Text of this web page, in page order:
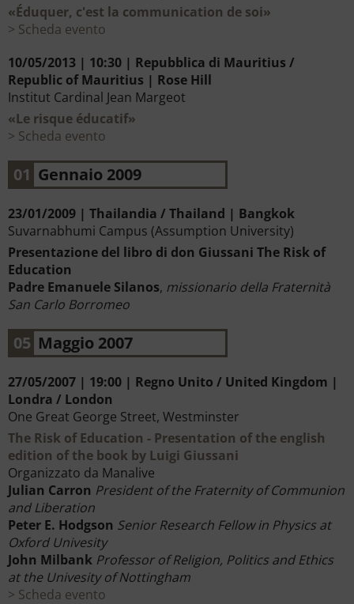
«Éduquer, c'est la communication de soi»
Scheda evento
10/05/2013 | 10:30 | Repubblica di Mauritius /
Republic of Mauritius | Rose Hill
Institut Cardinal Jean Margeot
«Le risque éducatif»
Scheda evento
01 Gennaio 2009
23/01/2009 | Thailandia / Thailand | Bangkok
Suvarnabhumi Campus (Assumption University)
Presentazione del libro di don Giussani The Risk of
Education
Padre Emanuele Silanos, missionario della Fraternità
San Carlo Borromeo
05 Maggio 2007
27/05/2007 | 19:00 | Regno Unito / United Kingdom |
Londra / London
One Great George Street, Westminster
The Risk of Education - Presentation of the english
edition of the book by Luigi Giussani
Organizzato da Manalive
Julian Carron President of the Fraternity of Communion
and Liberation
Peter E. Hodgson Senior Research Fellow in Physics at
Oxford Univesity
John Milbank Professor of Religion, Politics and Ethics
at the Univesity of Nottingham
Scheda evento